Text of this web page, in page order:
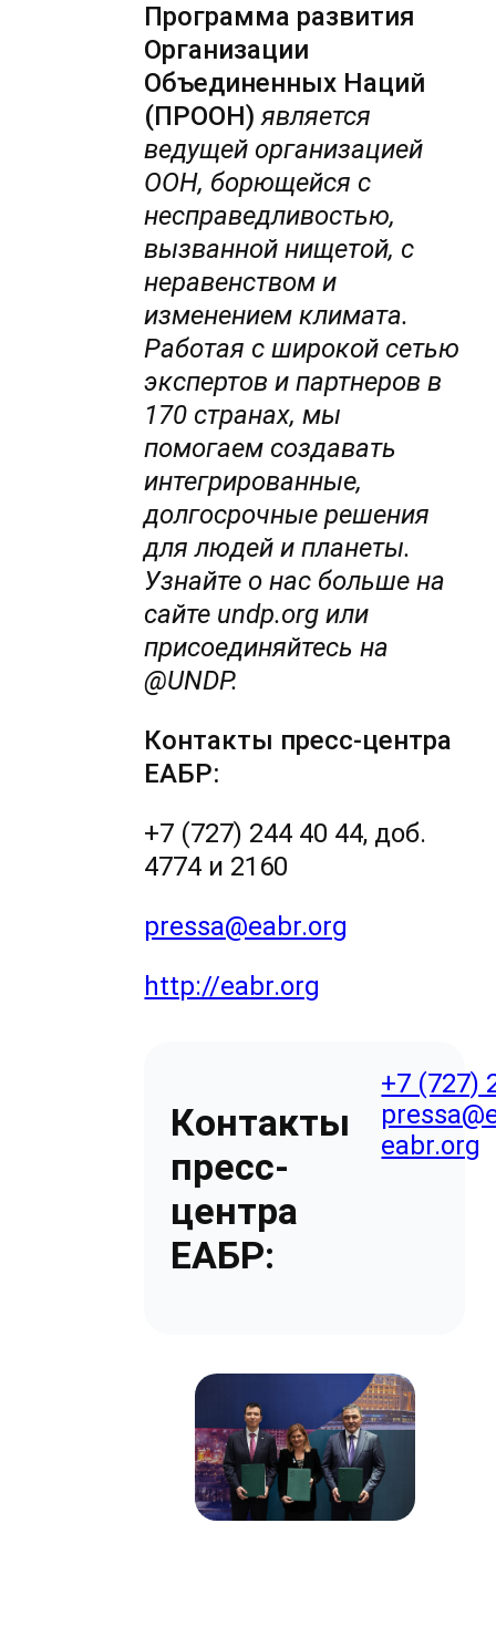
Программа развития
Организации
Объединенных Наций
(ПРООН) является
ведущей организацией
ООН, борющейся c
несправедливостью,
вызванной нищетой, c
неравенством и
изменением климата.
Работая с широкой сетью
экспертов и партнеров в
170 странах, мы
помогаем создавать
интегрированные,
долгосрочные решения
для людей и планеты.
Узнайте o нас больше на
сайте undp.org или
присоединяйтесь на
@UNDP.
Контакты пресс-центра
ЕАБР:
+7 (727) 244 40 44, доб.
4774 и 2160
pressa@eabr.org
http://eabr.org
Контакты
пресс-
центра
ЕАБР:
+7 (727)
eabr.org